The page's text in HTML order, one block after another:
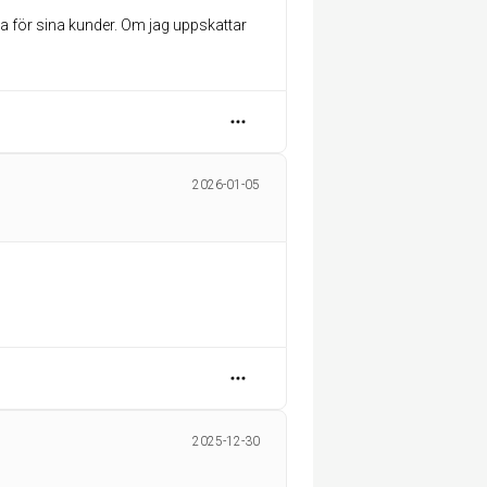
för sina kunder. Om jag uppskattar
2026-01-05
2025-12-30